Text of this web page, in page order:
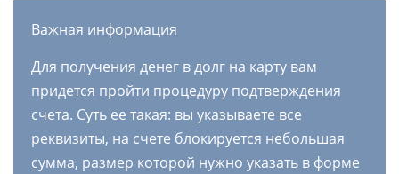
Важная информация
Для получения денег в долг на карту вам
придется пройти процедуру подтверждения
счета. Суть ее такая: вы указываете все
реквизиты, на счете блокируется небольшая
сумма, размер которой нужно указать в форме